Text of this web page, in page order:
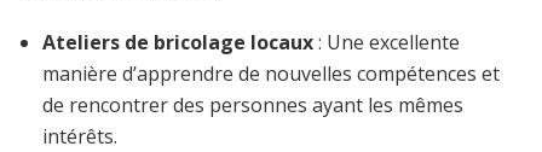
Ateliers de bricolage locaux: Une excellente
manière d’apprendre de nouvelles compétences et
de rencontrer des personnes ayant les mêmes
intérêts.